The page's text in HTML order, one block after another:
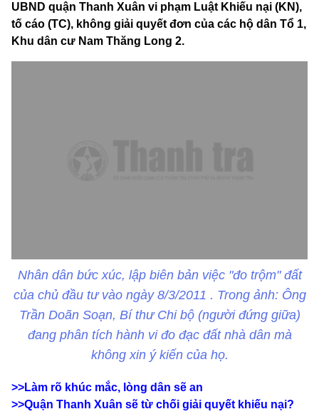
UBND quận Thanh Xuân vi phạm Luật Khiếu nại (KN),
tố cáo (TC), không giải quyết đơn của các hộ dân Tổ 1,
Khu dân cư Nam Thăng Long 2.
Nhân dân bức xúc, lập biên bản việc "đo trộm" đất
của chủ đầu tư vào ngày 8/3/2011 . Trong ảnh: Ông
Trần Doãn Soạn, Bí thư Chi bộ (người đứng giữa)
đang phân tích hành vi đo đạc đất nhà dân mà
không xin ý kiến của họ.
>>Làm rõ khúc mắc, lòng dân sẽ an
>>Quận Thanh Xuân sẽ từ chối giải quyết khiếu nại?